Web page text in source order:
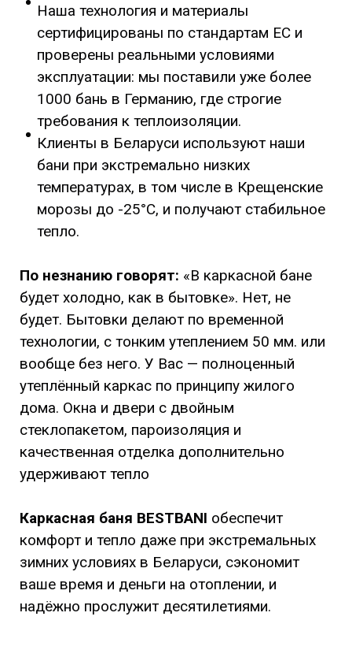
Наша технология и материалы
сертифицированы по стандартам ЕС и
проверены реальными условиями
эксплуатации: мы поставили уже более
1000 бань в Германию, где строгие
требования к теплоизоляции.
Клиенты в Беларуси используют наши
бани при экстремально низких
температурах, в том числе в Крещенские
морозы до -25°C, и получают стабильное
тепло.
По незнанию говорят: «В каркасной бане
будет холодно, как в бытовке». Нет, не
будет. Бытовки делают по временной
технологии, с тонким утеплением 50 мм. или
вообще без него. У Вас — полноценный
утеплённый каркас по принципу жилого
дома. Окна и двери с двойным
стеклопакетом, пароизоляция и
качественная отделка дополнительно
удерживают тепло
Каркасная баня BESTBANI обеспечит
комфорт и тепло даже при экстремальных
зимних условиях в Беларуси, сэкономит
ваше время и деньги на отоплении, и
надёжно прослужит десятилетиями.